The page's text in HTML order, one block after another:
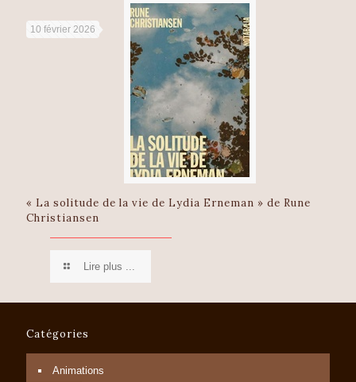
10 février 2026
« La solitude de la vie de Lydia Erneman » de Rune
Christiansen
Lire plus ...
Catégories
Animations